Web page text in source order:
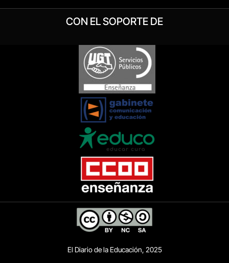
CON EL SOPORTE DE
El Diario de la Educación, 2025